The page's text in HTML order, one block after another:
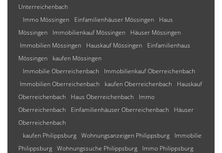
Unterreichenbach
Immo Mössingen
Einfamilienhäuser Mössingen
Haus
Mössingen
Immobilienkauf Mössingen
Häuser Mössingen
Immobilien Mössingen
Hauskauf Mössingen
Einfamilienhaus
Mössingen
kaufen Mössingen
Immobilie Oberreichenbach
Immobilienkauf Oberreichenbach
Immobilien Oberreichenbach
kaufen Oberreichenbach
Hauskauf
Oberreichenbach
Haus Oberreichenbach
Immo
Oberreichenbach
Einfamilienhäuser Oberreichenbach
Häuser
Oberreichenbach
kaufen Philippsburg Wohnungsanzeigen Philippsburg
Immobilie
Philippsburg Wohnungssuche Philippsburg
Immo Philippsburg